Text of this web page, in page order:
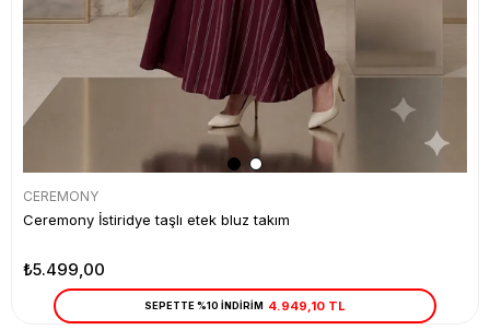
CEREMONY
Ceremony İstiridye taşlı etek bluz takım
₺5.499,00
SEPETTE %10 İNDİRİM 4.949,10 TL